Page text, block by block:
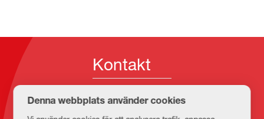
Kontakt
Denna webbplats använder cookies